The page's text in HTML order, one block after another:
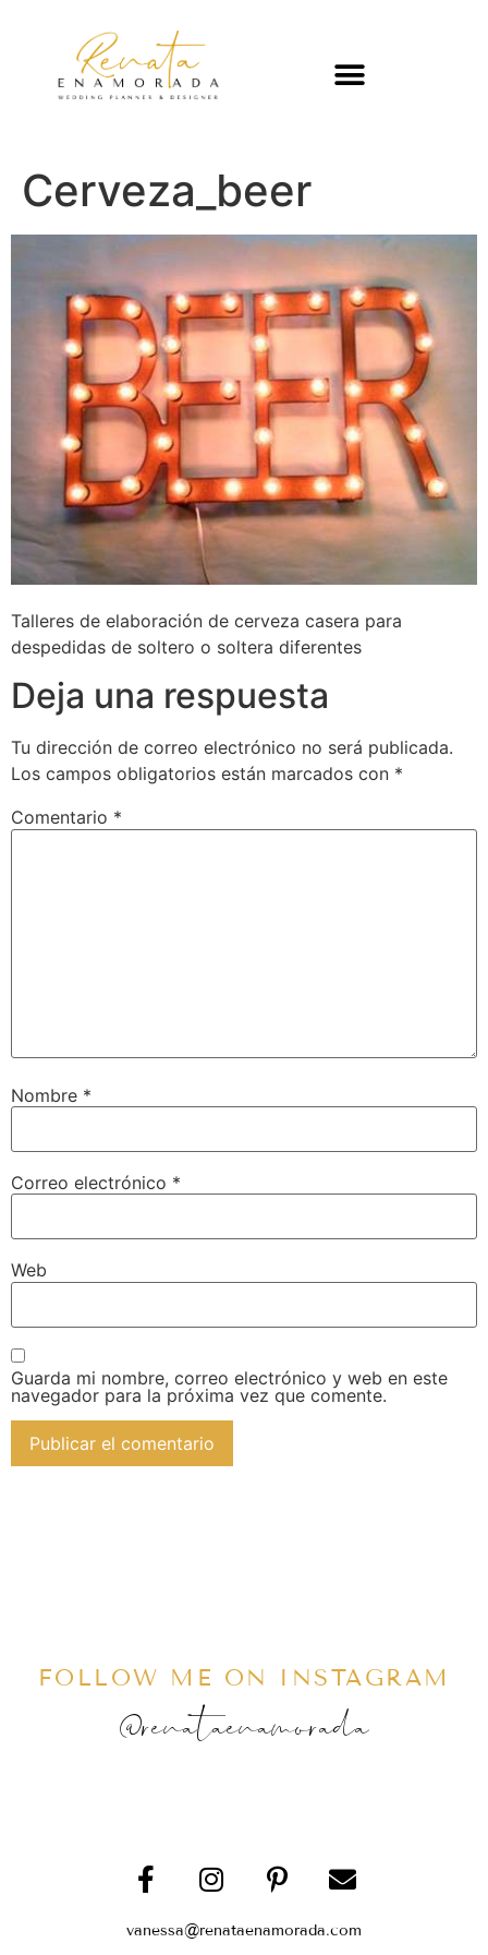
Cerveza_beer
Talleres de elaboración de cerveza casera para
despedidas de soltero o soltera diferentes
Deja una respuesta
Tu dirección de correo electrónico no será publicada.
Los campos obligatorios están marcados con *
Comentario *
Nombre *
Correo electrónico *
Web
Guarda mi nombre, correo electrónico y web en este
navegador para la próxima vez que comente.
FOLLOW ME ON INSTAGRAM
@renataenamorada
vanessa@renataenamorada.com